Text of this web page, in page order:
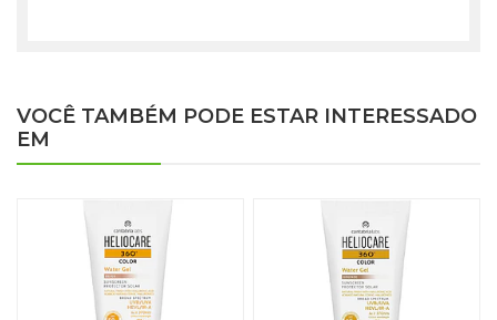
VOCÊ TAMBÉM PODE ESTAR INTERESSADO
EM